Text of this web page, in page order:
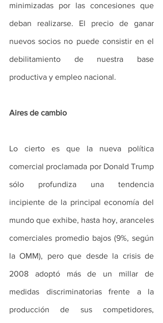
minimizadas por las concesiones que
deban realizarse. El precio de ganar
nuevos socios no puede consistir en el
debilitamiento de nuestra base
productiva y empleo nacional.
Aires de cambio
Lo cierto es que la nueva política
comercial proclamada por Donald Trump
sólo profundiza una tendencia
incipiente de la principal economía del
mundo que exhibe, hasta hoy, aranceles
comerciales promedio bajos (9%, según
la OMM), pero que desde la crisis de
2008 adoptó más de un millar de
medidas discriminatorias frente a la
producción de sus competidores,